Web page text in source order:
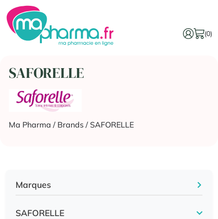
(0)
SAFORELLE
Ma Pharma / Brands / SAFORELLE
Marques
SAFORELLE